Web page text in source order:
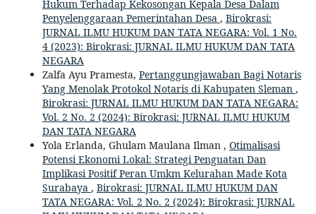
Hukum Terhadap Kekosongan Kepala Desa Dalam
Penyelenggaraan Pemerintahan Desa , Birokrasi:
JURNAL ILMU HUKUM DAN TATA NEGARA: Vol. 1 No.
4 (2023): Birokrasi: JURNAL ILMU HUKUM DAN TATA
NEGARA
Zalfa Ayu Pramesta, Pertanggungjawaban Bagi Notaris
Yang Menolak Protokol Notaris di Kabupaten Sleman ,
Birokrasi: JURNAL ILMU HUKUM DAN TATA NEGARA:
Vol. 2 No. 2 (2024): Birokrasi: JURNAL ILMU HUKUM
DAN TATA NEGARA
Yola Erlanda, Ghulam Maulana Ilman , Otimalisasi
Potensi Ekonomi Lokal: Strategi Penguatan Dan
Implikasi Positif Peran Umkm Kelurahan Made Kota
Surabaya , Birokrasi: JURNAL ILMU HUKUM DAN
TATA NEGARA: Vol. 2 No. 2 (2024): Birokrasi: JURNAL